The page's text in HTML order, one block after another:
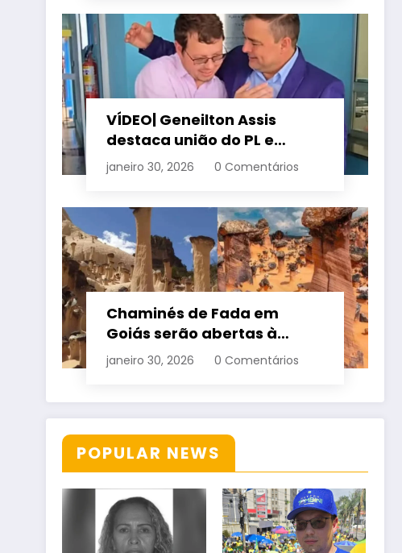
VÍDEO| Geneilton Assis
destaca união do PL e
consolidação de apoio a
Maycon Tombini em Jataí
janeiro 30, 2026 0 Comentários
Chaminés de Fada em
Goiás serão abertas à
visitação controlada
janeiro 30, 2026 0 Comentários
POPULAR NEWS